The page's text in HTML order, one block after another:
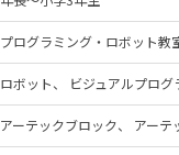
プログラミング・ロボット教
ロボット ビジュアルプログ
アーテックブロック アーテ